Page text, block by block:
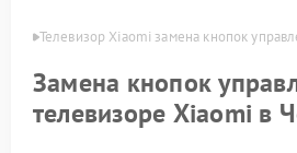
Телевизор Xiaomi замена кнопок
Замена кнопок
телевизоре Xiaomi в